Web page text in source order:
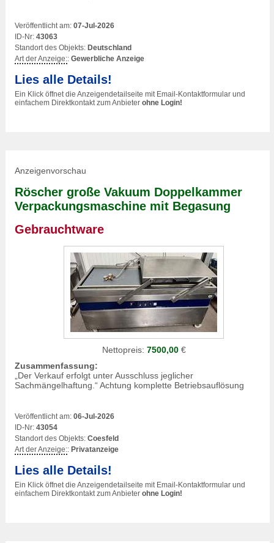
Veröffentlicht am: 07-Jul-2026
ID-Nr: 43063
Standort des Objekts: Deutschland
Art der Anzeige:: Gewerbliche Anzeige
Lies alle Details!
Ein Klick öffnet die Anzeigendetailseite mit Email-Kontaktformular und
einfachem Direktkontakt zum Anbieter ohne Login!
Anzeigenvorschau
Röscher große Vakuum Doppelkammer
Verpackungsmaschine mit Begasung
Gebrauchtware
Nettopreis: 7500,00€
Zusammenfassung:
„Der Verkauf erfolgt unter Ausschluss jeglicher
Sachmängelhaftung.“ Achtung komplette Betriebsauflösung
Veröffentlicht am: 06-Jul-2026
ID-Nr: 43054
Standort des Objekts: Coesfeld
Art der Anzeige:: Privatanzeige
Lies alle Details!
Ein Klick öffnet die Anzeigendetailseite mit Email-Kontaktformular und
einfachem Direktkontakt zum Anbieter ohne Login!